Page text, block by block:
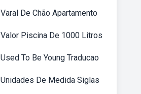
Varal De Chão Apartamento
Valor Piscina De 1000 Litros
Used To Be Young Traducao
Unidades De Medida Siglas